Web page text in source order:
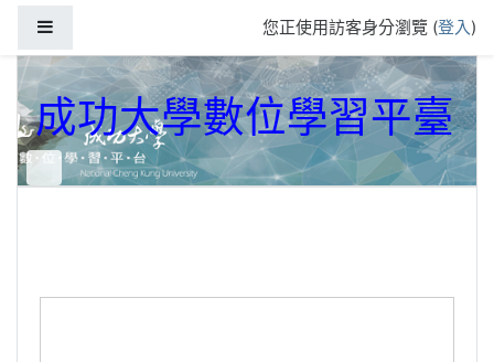
您正使用訪客身分瀏覽 (登入)
成功大學數位學習平臺